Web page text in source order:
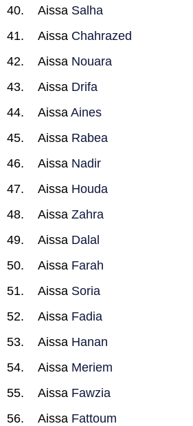
Aissa Salha
Aissa Chahrazed
Aissa Nouara
Aissa Drifa
Aissa Aines
Aissa Rabea
Aissa Nadir
Aissa Houda
Aissa Zahra
Aissa Dalal
Aissa Farah
Aissa Soria
Aissa Fadia
Aissa Hanan
Aissa Meriem
Aissa Fawzia
Aissa Fattoum